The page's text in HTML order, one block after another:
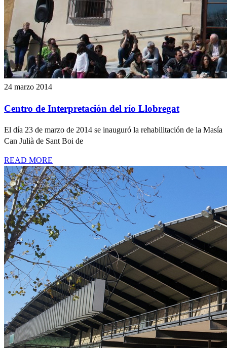
24 marzo 2014
Centro de Interpretación del río Llobregat
El día 23 de marzo de 2014 se inauguró la rehabilitación de la Masía
Can Julià de Sant Boi de
READ MORE